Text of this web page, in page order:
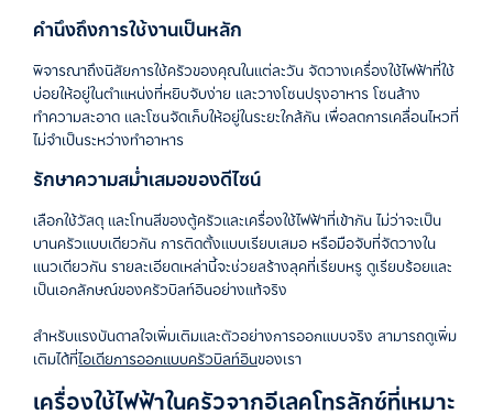
คำนึงถึงการใช้งานเป็นหลัก
พิจารณาถึงนิสัยการใช้ครัวของคุณในแต่ละวัน จัดวางเครื่องใช้ไฟฟ้าที่ใช้
บ่อยให้อยู่ในตำแหน่งที่หยิบจับง่าย และวางโซนปรุงอาหารโซนล้าง
ทำความสะอาด และโซนจัดเก็บให้อยู่ในระยะใกล้กัน เพื่อลดการเคลื่อนไหวที่
ไม่จำเป็นระหว่างทำอาหาร
รักษาความสม่ำเสมอของดีไซน์
เลือกใช้วัสดุ และโทนสีของตู้ครัวและเครื่องใช้ไฟฟ้าที่เข้ากันไม่ว่าจะเป็น
บานครัวแบบเดียวกันการติดตั้งแบบเรียบเสมอ หรือมือจับที่จัดวางใน
แนวเดียวกัน รายละเอียดเหล่านี้จะช่วยสร้างลุคที่เรียบหรูดูเรียบร้อยและ
เป็นเอกลักษณ์ของครัวบิลท์อินอย่างแท้จริง
สำหรับแรงบันดาลใจเพิ่มเติมและตัวอย่างการออกแบบจริง สามารถดูเพิ่ม
เติมได้ที่ไอเดียการออกแบบครัวบิลท์อินของเรา
เครื่องใช้ไฟฟ้าในครัวจากอีเลคโทรลักซ์ที่เหมาะ